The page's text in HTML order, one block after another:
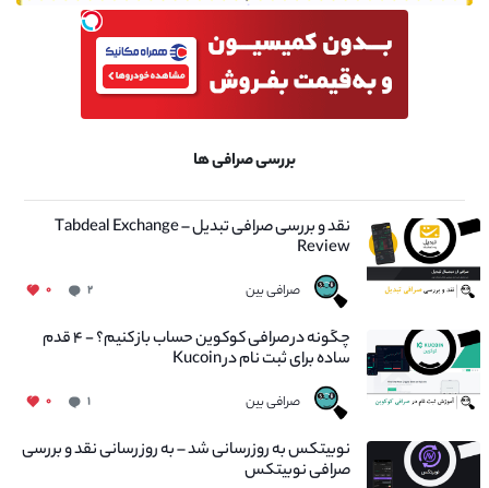
بررسی صرافی ها
نقد و بررسی صرافی تبدیل – Tabdeal Exchange
Review
صرافی بین ۲ ۰
چگونه در صرافی کوکوین حساب باز کنیم؟ - ۴ قدم
ساده برای ثبت نام در Kucoin
صرافی بین ۱ ۰
نوبیتکس به روزرسانی شد – به روز رسانی نقد و بررسی
صرافی نوبیتکس